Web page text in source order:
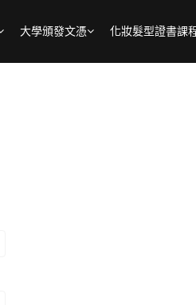
大學頒發文憑 化妝髮型證書課